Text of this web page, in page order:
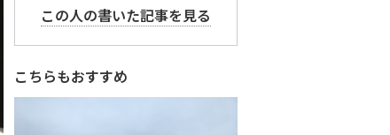
この人の書いた記事を見る
こちらもおすすめ